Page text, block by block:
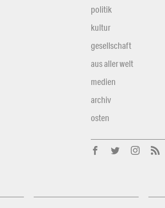
politik
kultur
gesellschaft
aus aller welt
medien
archiv
osten